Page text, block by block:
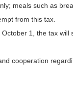
meals such as
from this tax.
1, the tax will
cooperation